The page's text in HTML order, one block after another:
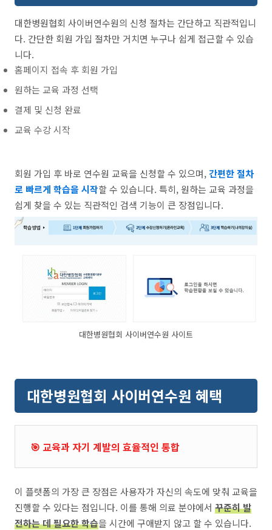
대한병원협회 사이버연수원의 신청 절차는 간단하고 직관적입니
다. 간단한 회원 가입 절차만 거치면 누구나 쉽게 접근할 수 있습
니다.
홈페이지 접속 후 회원 가입
원하는 교육 과정 선택
결제 및 신청 완료
교육 수강 시작
회원 가입 후 바로 연수원 교육을 신청할 수 있으며,간편한 절차
로 빠르게 학습을 시작할 수 있습니다. 특히, 원하는 교육 과정을
쉽게 찾을 수 있는 직관적인 검색 기능이 큰 장점입니다.
대한병원협회 사이버연수원 사이트
대한병원협회 사이버연수원 혜택
🎯 교육과 자기 계발의 효율적인 통합
이 플랫폼의 가장 큰 장점은 사용자가 자신의 속도에 맞춰 교육을
진행할 수 있다는 점입니다. 이를 통해 의료 분야에서 꾸준히 발
전하는 데 필요한 학습을 시간에 구애받지 않고 할 수 있습니다.